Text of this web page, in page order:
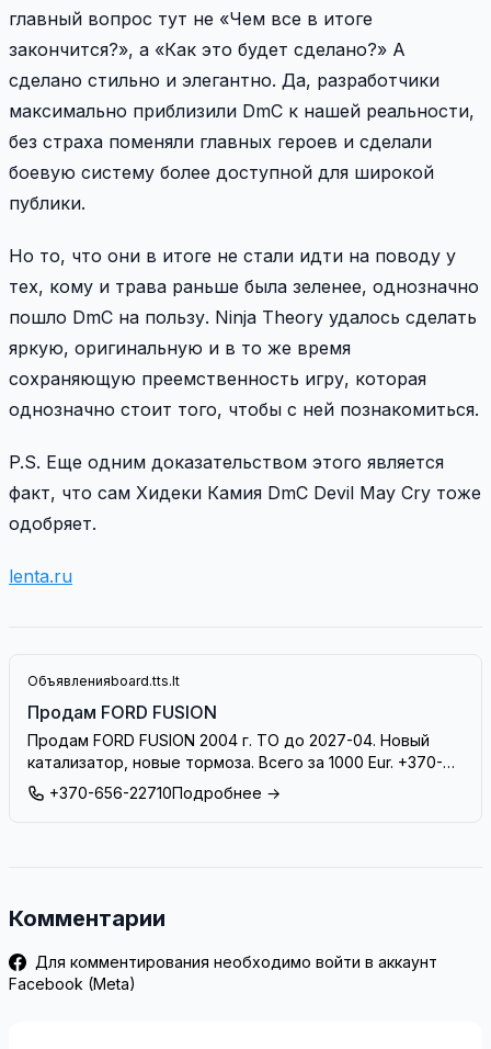
главный вопрос тут не «Чем все в итоге
закончится?», а «Как это будет сделано?» А
сделано стильно и элегантно. Да, разработчики
максимально приблизили DmC к нашей реальности,
без страха поменяли главных героев и сделали
боевую систему более доступной для широкой
публики.
Но то, что они в итоге не стали идти на поводу у
тех, кому и трава раньше была зеленее, однозначно
пошло DmC на пользу. Ninja Theory удалось сделать
яркую, оригинальную и в то же время
сохраняющую преемственность игру, которая
однозначно стоит того, чтобы с ней познакомиться.
P.S. Еще одним доказательством этого является
факт, что сам Хидеки Камия DmC Devil May Cry тоже
одобряет.
lenta.ru
Объявленияboard.tts.lt
Продам FORD FUSION
Продам FORD FUSION 2004 г. ТО до 2027-04. Новый
катализатор, новые тормоза. Всего за 1000 Eur. +370-
656-22710
+370-656-22710Подробнее →
Комментарии
Для комментирования необходимо войти в аккаунт
Facebook (Meta)